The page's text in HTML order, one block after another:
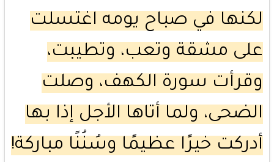
لكنها في صباح يومه اغتسلت
على مشقة وتعب، وتطيبت،
وقرأت سورة الكهف، وصلت
الضحى، ولما أتاها الأجل إذا بها
أدركت خيرًا عظيمًا وسُنُنًا مباركة!